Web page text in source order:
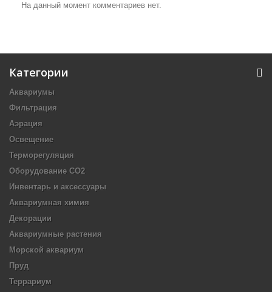
На данный момент комментариев нет.
Категории
Аквариумы
Фильтрация
Аэрация
Освещение
Терморегуляция
Оборудование CO2
Инвентарь и аксессуары
Аквариумная химия
Декорации
Аквариумные растения
Морской аквариум
Пруд
Террариум